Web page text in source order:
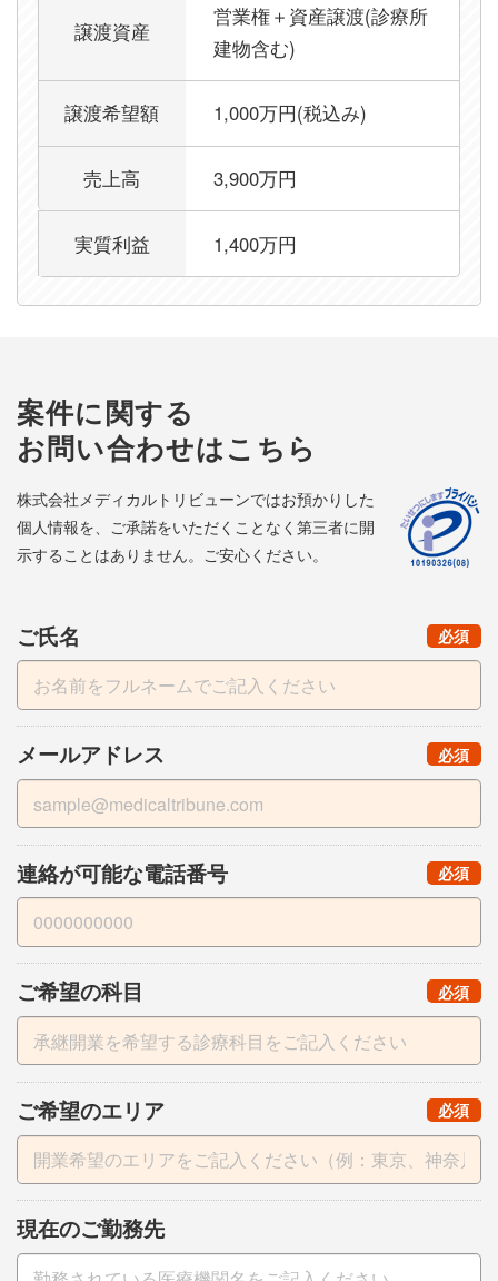
譲渡資産
営業権＋資産譲渡(診療所
建物含む)
譲渡希望額 1,000万円(税込み)
売上高 3,900万円
実質利益 1,400万円
案件に関する
お問い合わせはこちら
株式会社メディカルトリビューンではお預かりした
個人情報を、ご承諾をいただくことなく第三者に開
示することはありません。ご安心ください。
ご氏名 （
必須）
メールアドレス （
必須）
連絡が可能な電話番号 （
必須）
ご希望の科目 （
必須）
ご希望のエリア （
必須）
現在のご勤務先